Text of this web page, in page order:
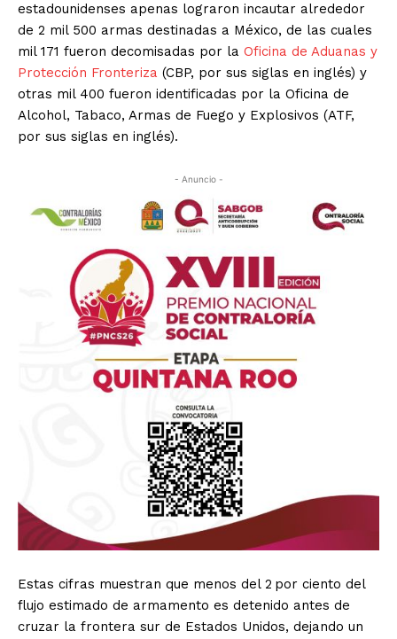
estadounidenses apenas lograron incautar alrededor
de 2 mil 500 armas destinadas a México, de las cuales
mil 171 fueron decomisadas por la Oficina de Aduanas y
Protección Fronteriza (CBP, por sus siglas en inglés) y
otras mil 400 fueron identificadas por la Oficina de
Alcohol, Tabaco, Armas de Fuego y Explosivos (ATF,
por sus siglas en inglés).
- Anuncio -
Estas cifras muestran que menos del 2 por ciento del
flujo estimado de armamento es detenido antes de
cruzar la frontera sur de Estados Unidos, dejando un